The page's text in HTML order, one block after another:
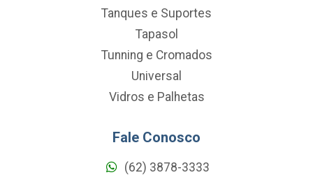
Tanques e Suportes
Tapasol
Tunning e Cromados
Universal
Vidros e Palhetas
Fale Conosco
(62) 3878-3333